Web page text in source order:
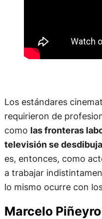
requirieron de
comolas fronteras
televisión se
es, entonces, como
a trabajar
lo mismo ocurre con
Marcelo Piñeyro